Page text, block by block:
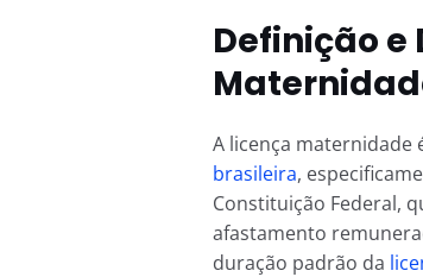
Definição e
A licença maternidade
brasileira,
Constituição Federal,
afastamento
duração padrão da